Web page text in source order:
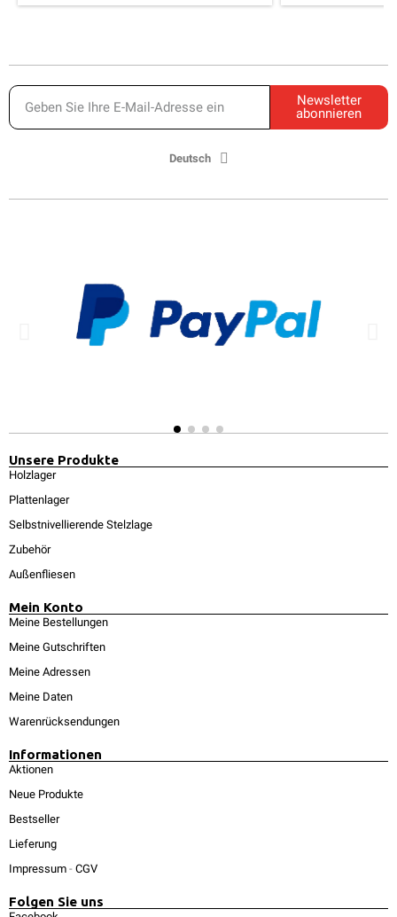
Newsletter
abonnieren
Deutsch
Unsere Produkte
Holzlager
Plattenlager
Selbstnivellierende Stelzlage
Zubehör
Außenfliesen
Mein Konto
Meine Bestellungen
Meine Gutschriften
Meine Adressen
Meine Daten
Warenrücksendungen
Informationen
Aktionen
Neue Produkte
Bestseller
Lieferung
Impressum - CGV
Folgen Sie uns